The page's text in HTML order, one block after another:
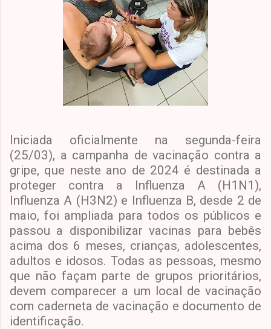
Iniciada oficialmente na segunda-feira
(25/03), a campanha de vacinação contra a
gripe, que neste ano de 2024 é destinada a
proteger contra a Influenza A (H1N1),
Influenza A (H3N2) e Influenza B, desde 2 de
maio, foi ampliada para todos os públicos e
passou a disponibilizar vacinas para bebês
acima dos 6 meses, crianças, adolescentes,
adultos e idosos. Todas as pessoas, mesmo
que não façam parte de grupos prioritários,
devem comparecer a um local de vacinação
com caderneta de vacinação e documento de
identificação.